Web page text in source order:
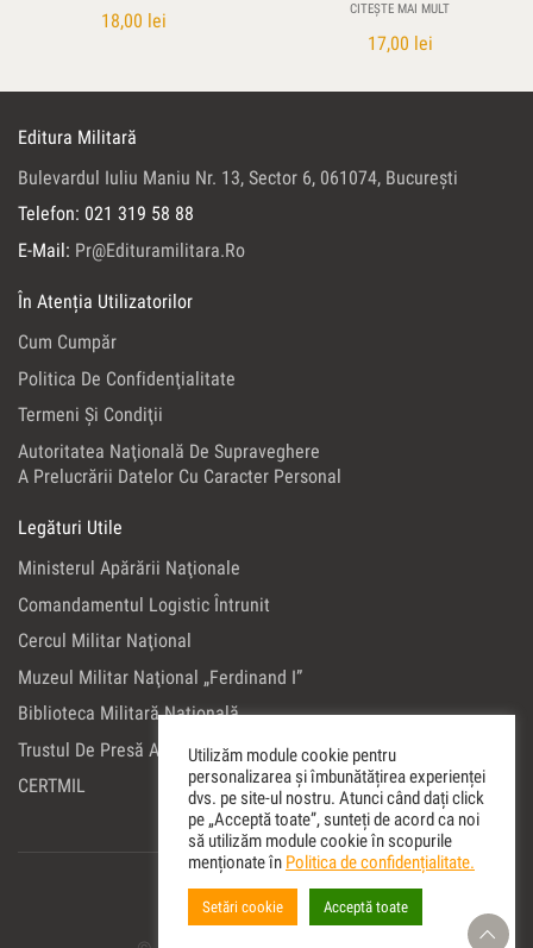
18,00 lei
CITEȘTE MAI MULT
17,00 lei
Editura Militară
Bulevardul Iuliu Maniu Nr. 13, Sector 6, 061074, Bucureşti
Telefon: 021 319 58 88
E-Mail: Pr@edituramilitara.ro
În Atenția Utilizatorilor
Cum Cumpăr
Politica De Confidenţialitate
Termeni Şi Condiţii
Autoritatea Naţională De Supraveghere
A Prelucrării Datelor Cu Caracter Personal
Legături Utile
Ministerul Apărării Naţionale
Comandamentul Logistic Întrunit
Cercul Militar Naţional
Muzeul Militar Naţional „Ferdinand I”
Biblioteca Militară Naţională
Trustul De Presă Al Ministerului Apărării Naţionale
CERTMIL
Utilizăm module cookie pentru
personalizarea și îmbunătățirea experienței
dvs. pe site-ul nostru. Atunci când dați click
pe „Acceptă toate”, sunteți de acord ca noi
să utilizăm module cookie în scopurile
menționate în Politica de confidențialitate.
Setări cookie Acceptă toate